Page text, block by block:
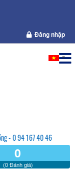
Đăng nhập
- 0 94 167 40 46
0
(0 Đánh giá)